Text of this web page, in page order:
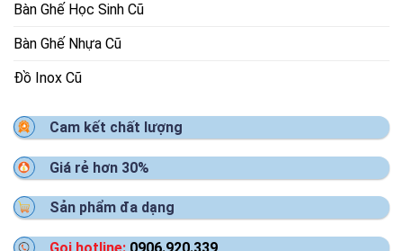
Bàn Ghế Học Sinh Cũ
Bàn Ghế Nhựa Cũ
Đồ Inox Cũ
Cam kết chất lượng
Giá rẻ hơn 30%
Sản phẩm đa dạng